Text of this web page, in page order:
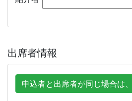
出席者情報
申込者と出席者が同じ場合は